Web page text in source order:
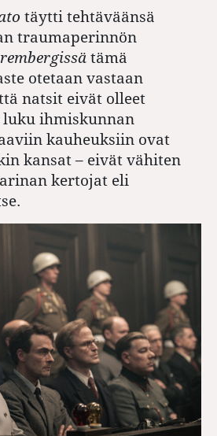
täytti tehtäväänsä
traumaperinnön
tämä
otetaan vastaan
natsit eivät olleet
ihmiskunnan
kauheuksiin ovat
kansat – eivät vähiten
kertojat eli